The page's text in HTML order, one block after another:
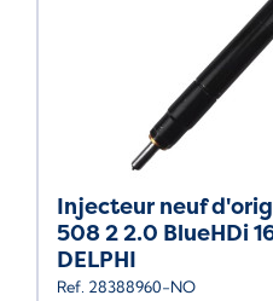
Injecteur neuf
508 2 2.0 BlueHDi
DELPHI
Ref. 28388960-NO